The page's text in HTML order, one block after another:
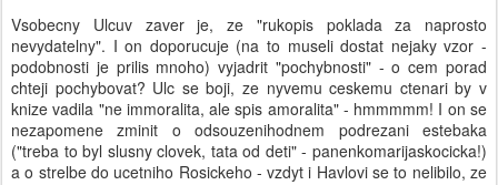
Vsobecny Ulcuv zaver je, ze "rukopis poklada za naprosto
nevydatelny". I on doporucuje (na to museli dostat nejaky vzor -
podobnosti je prilis mnoho) vyjadrit "pochybnosti" - o cem porad
chteji pochybovat? Ulc se boji, ze nyvemu ceskemu ctenari by v
knize vadila "ne immoralita, ale spis amoralita" - hmmmmm! I on se
nezapomene zminit o odsouzenihodnem podrezani estebaka
("treba to byl slusny clovek, tata od deti" - panenkomarijaskocicka!)
a o strelbe do ucetniho Rosickeho - vzdyt i Havlovi se to nelibilo, ze